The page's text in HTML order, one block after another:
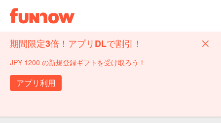
期間限定3倍！アプリDLで割引！
JPY 1200 の新規登録ギフトを受け取ろう！
アプリ利用